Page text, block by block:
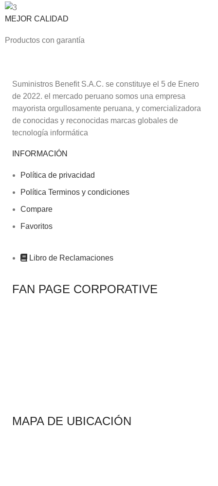
MEJOR CALIDAD
Productos con garantía
Suministros Benefit S.A.C. se constituye el 5 de Enero
de 2022. el mercado peruano somos una empresa
mayorista orgullosamente peruana, y comercializadora
de conocidas y reconocidas marcas globales de
tecnología informática
INFORMACIÓN
Política de privacidad
Política Terminos y condiciones
Compare
Favoritos
Libro de Reclamaciones
FAN PAGE CORPORATIVE
MAPA DE UBICACIÓN